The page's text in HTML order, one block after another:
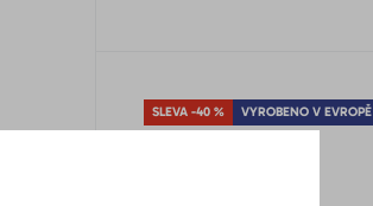
SLEVA -40 % VYROBENO V EVROPĚ